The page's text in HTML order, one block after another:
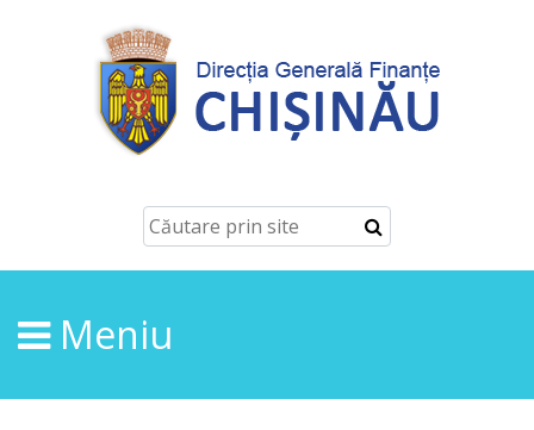
Despre
Conducerea
Structura
Direcţia
Meniu